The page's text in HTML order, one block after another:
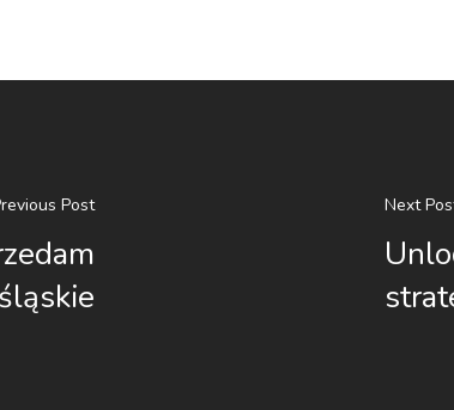
Post Next